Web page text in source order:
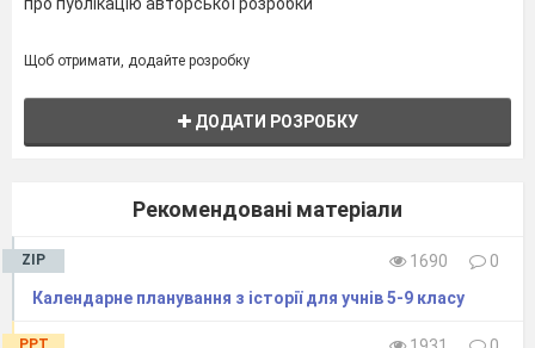
Хто зображений в ценрі? (отаман-гетьман)
Створити асоціативний кущ «Козаки»
У 1569 р. Польща і Литва об’єдналися і створили
опинилися під владою Польщі.
Чи добре жити під владою іншої держави? Чому
Щоб отримати, додайте розробку
ДОДАТИ РОЗРОБКУ
Рекомендовані матеріали
ZIP 1690
0
Календарне планування з історії для учнів 5-9 класу
PPT